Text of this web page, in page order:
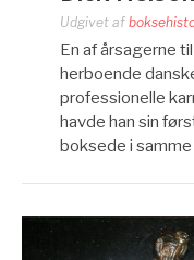
Udgivet af
En af årsagerne
herboende
professionelle
havde han sin
boksede i